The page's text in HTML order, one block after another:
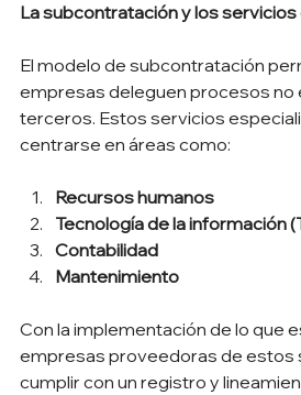
La subcontratación y los
El modelo de subcontratación
empresas deleguen procesos no
terceros. Estos servicios
centrarse en áreas como:
Recursos humanos
Tecnología de la información
Contabilidad
Mantenimiento
Con la implementación de lo que
empresas proveedoras de estos
cumplir con un registro y